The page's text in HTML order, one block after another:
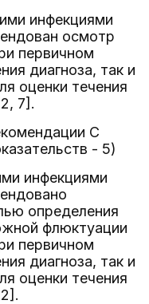
инфекциями
осмотр
первичном
диагноза, так и
оценки течения
7].
C
- 5)
инфекциями
определения
флюктуации
первичном
диагноза, так и
оценки течения